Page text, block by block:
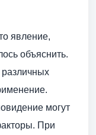
явление,
объяснить.
различных
могут
При